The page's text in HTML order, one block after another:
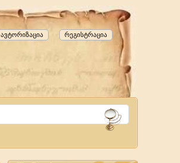
რეგისტრაცია
ავტორიზაცია